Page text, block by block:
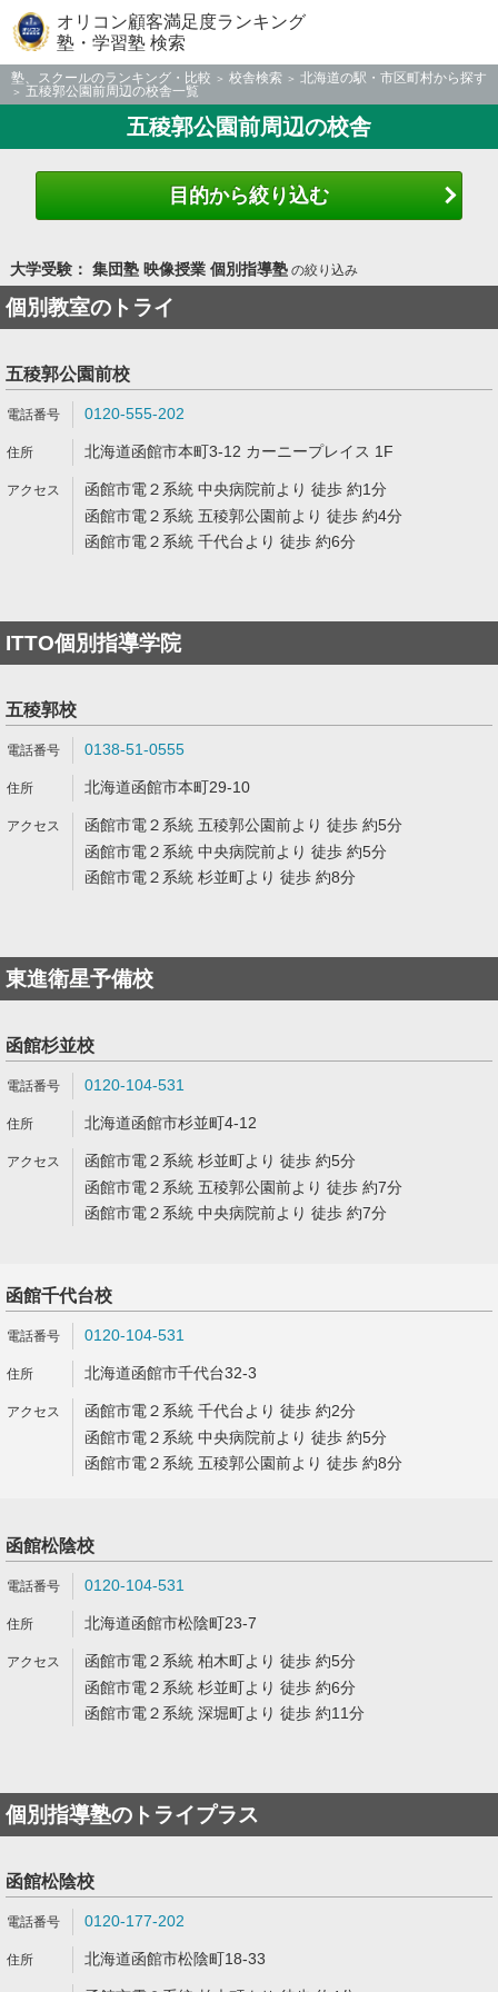
オリコン顧客満足度ランキング
塾・学習塾 検索
塾、スクールのランキング・比較 校舎検索
北海道の駅・市区町村から探す
五稜郭公園前周辺の校舎一覧
五稜郭公園前周辺の校舎
目的から絞り込む
大学受験： 集団塾 映像授業 個別指導塾の絞り込み
個別教室のトライ
五稜郭公園前校
0120-555-202
北海道函館市本町3-12 カーニープレイス 1F
函館市電２系統 中央病院前より 徒歩 約1分
函館市電２系統 五稜郭公園前より 徒歩 約4分
函館市電２系統 千代台より 徒歩 約6分
ITTO個別指導学院
五稜郭校
0138-51-0555
北海道函館市本町29-10
函館市電２系統 五稜郭公園前より 徒歩 約5分
函館市電２系統 中央病院前より 徒歩 約5分
函館市電２系統 杉並町より 徒歩 約8分
東進衛星予備校
函館杉並校
0120-104-531
北海道函館市杉並町4-12
函館市電２系統 杉並町より 徒歩 約5分
函館市電２系統 五稜郭公園前より 徒歩 約7分
函館市電２系統 中央病院前より 徒歩 約7分
函館千代台校
0120-104-531
北海道函館市千代台32-3
函館市電２系統 千代台より 徒歩 約2分
函館市電２系統 中央病院前より 徒歩 約5分
函館市電２系統 五稜郭公園前より 徒歩 約8分
函館松陰校
0120-104-531
北海道函館市松陰町23-7
函館市電２系統 柏木町より 徒歩 約5分
函館市電２系統 杉並町より 徒歩 約6分
函館市電２系統 深堀町より 徒歩 約11分
個別指導塾のトライプラス
函館松陰校
0120-177-202
北海道函館市松陰町18-33